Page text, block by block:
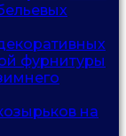
фурнитуры
на